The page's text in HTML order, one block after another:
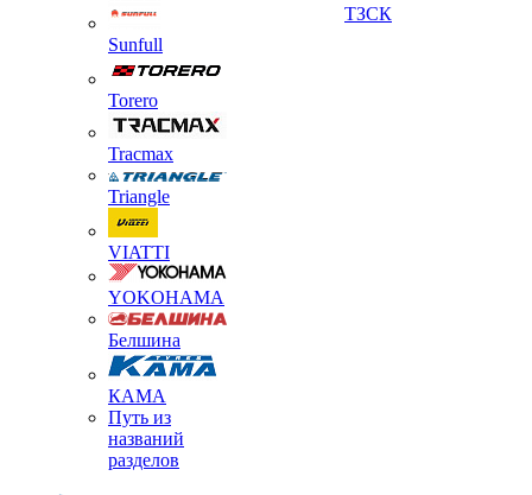
Sunfull
Torero
Tracmax
Triangle
VIATTI
YOKOHAMA
Белшина
КАМА
Путь из
названий
разделов
ТЗСК